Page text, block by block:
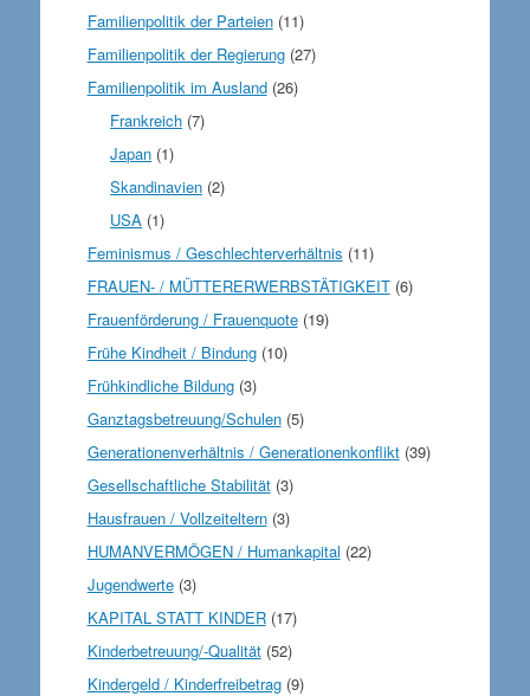
Familienpolitik der Parteien(11)
Familienpolitik der Regierung(27)
Familienpolitik im Ausland(26)
Frankreich (7)
Japan (1)
Skandinavien (2)
USA (1)
Feminismus / Geschlechterverhältnis (11)
FRAUEN- / MÜTTERERWERBSTÄTIGKEIT(6)
Frauenförderung / Frauenquote(19)
Frühe Kindheit / Bindung(10)
Frühkindliche Bildung(3)
Ganztagsbetreuung/Schulen(5)
Generationenverhältnis / Generationenkonflikt(39)
Gesellschaftliche Stabilität(3)
Hausfrauen / Vollzeiteltern(3)
HUMANVERMÖGEN / Humankapital (22)
Jugendwerte(3)
KAPITAL STATT KINDER(17)
Kinderbetreuung/-Qualität(52)
Kindergeld / Kinderfreibetrag(9)